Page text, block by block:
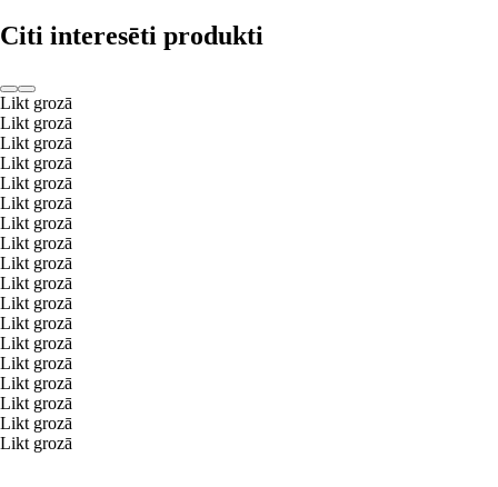
Citi interesēti produkti
Likt grozā
Likt grozā
Likt grozā
Likt grozā
Likt grozā
Likt grozā
Likt grozā
Likt grozā
Likt grozā
Likt grozā
Likt grozā
Likt grozā
Likt grozā
Likt grozā
Likt grozā
Likt grozā
Likt grozā
Likt grozā